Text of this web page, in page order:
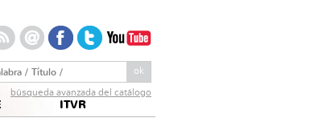
búsqueda avanzada del catálogo
ITVR